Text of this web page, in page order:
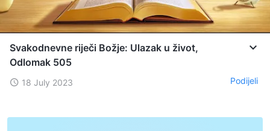
Svakodnevne riječi Božje: Ulazak u život,
Odlomak 505
18 July 2023 Podijeli